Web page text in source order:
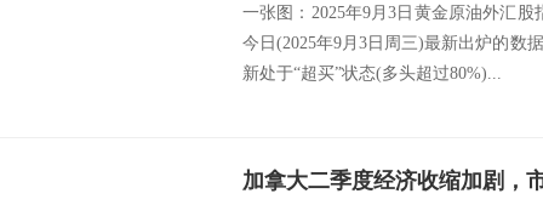
一张图：2025年9月3日黄金原油外汇股
今日(2025年9月3日周三)最新出炉的数
新处于“超买”状态(多头超过80%)...